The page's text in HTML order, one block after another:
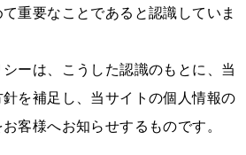
重要なことであると認識していま
ーは、こうした認識のもとに、当
を補足し、当サイトの個人情報の
客様へお知らせするものです。